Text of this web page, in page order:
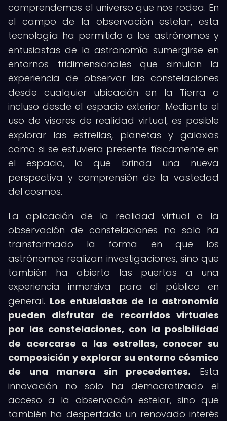
comprendemos el universo que nos rodea. En
el campo de la observación estelar, esta
tecnología ha permitido a los astrónomos y
entusiastas de la astronomía sumergirse en
entornos tridimensionales que simulan la
experiencia de observar las constelaciones
desde cualquier ubicación en la Tierra o
incluso desde el espacio exterior. Mediante el
uso de visores de realidad virtual, es posible
explorar las estrellas, planetas y galaxias
como si se estuviera presente físicamente en
el espacio, lo que brinda una nueva
perspectiva y comprensión de la vastedad
del cosmos.
La aplicación de la realidad virtual a la
observación de constelaciones no solo ha
transformado la forma en que los
astrónomos realizan investigaciones, sino que
también ha abierto las puertas a una
experiencia inmersiva para el público en
general. Los entusiastas de la astronomía
pueden disfrutar de recorridos virtuales
por las constelaciones, con la posibilidad
de acercarse a las estrellas, conocer su
composición y explorar su entorno cósmico
de una manera sin precedentes. Esta
innovación no solo ha democratizado el
acceso a la observación estelar, sino que
también ha despertado un renovado interés